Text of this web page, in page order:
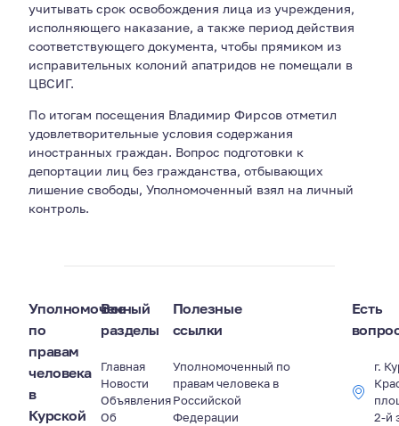
учитывать срок освобождения лица из учреждения,
исполняющего наказание, а также период действия
соответствующего документа, чтобы прямиком из
исправительных колоний апатридов не помещали в
ЦВСИГ.
По итогам посещения Владимир Фирсов отметил
удовлетворительные условия содержания
иностранных граждан. Вопрос подготовки к
депортации лиц без гражданства, отбывающих
лишение свободы, Уполномоченный взял на личный
контроль.
Уполномоченный
по
правам
человека
в
Курской
Все
разделы
Главная
Новости
Объявления
Об
Полезные
ссылки
Уполномоченный по
правам человека в
Российской
Федерации
Есть
г.
2-й